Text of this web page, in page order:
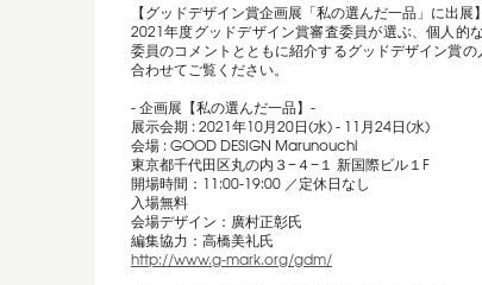
【グッドデザイン賞企画展「私の選んだ一品」に出展】
2021年度グッドデザイン賞審査委員が選ぶ、個人的
委員のコメントとともに紹介するグッドデザイン賞
合わせてご覧ください。
- 企画展【私の選んだ一品】-
展示会期 : 2021年10月20日(水) - 11月24日(水)
会場 : GOOD DESIGN Marunouchi
東京都千代田区丸の内３−４−１ 新国際ビル１F
開場時間：11:00-19:00 ／定休日なし
入場無料
会場デザイン：廣村正彰氏
編集協力：高橋美礼氏
http://www.g-mark.org/gdm/